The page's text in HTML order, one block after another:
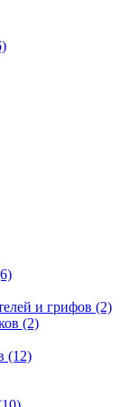
и грифов (2)
(2)
(12)